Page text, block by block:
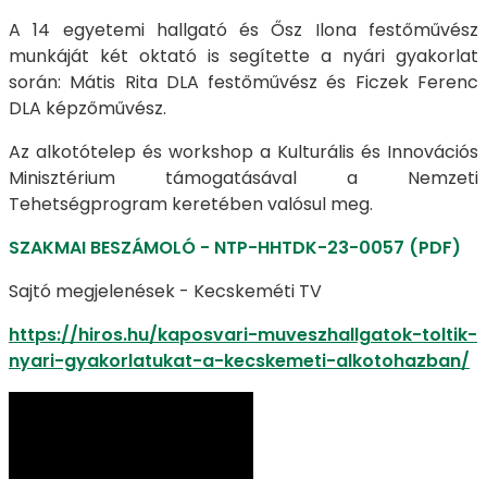
A 14 egyetemi hallgató és Ősz Ilona festőművész
munkáját két oktató is segítette a nyári gyakorlat
során: Mátis Rita DLA festőművész és Ficzek Ferenc
DLA képzőművész.
Az alkotótelep és workshop a Kulturális és Innovációs
Minisztérium támogatásával a Nemzeti
Tehetségprogram keretében valósul meg.
SZAKMAI BESZÁMOLÓ - NTP-HHTDK-23-0057 (PDF)
Sajtó megjelenések - Kecskeméti TV
https://hiros.hu/kaposvari-muveszhallgatok-toltik-
nyari-gyakorlatukat-a-kecskemeti-alkotohazban/